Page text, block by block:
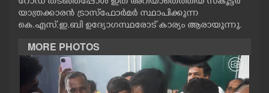
SPIRITUAL
INFO+
യാത്രക്കാരൻ ട്രാസ്ഫോർമർ സ്ഥാപിക്കുന്ന
കെ.എസ്.ഇ.ബി ഉദ്യോഗസ്ഥരോട് കാര്യം ആരായുന്നു.
MORE PHOTOS